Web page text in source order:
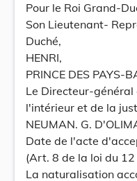
Pour le Roi Grand-
Son Lieutenant-
Duché,
HENRI,
PRINCE DES PAYS-
Le Directeur-général
l'intérieur et de la
NEUMAN. G.
Date de l'acte
(Art. 8 de la loi du
La naturalisation